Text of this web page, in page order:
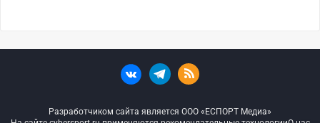
Разработчиком сайта является ООО «ЕСПОРТ Медиа»